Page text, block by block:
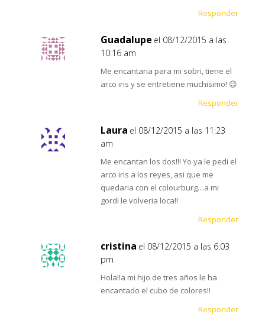
Responder
Guadalupe el 08/12/2015 a las
10:16 am
Me encantaria para mi sobri, tiene el
arco iris y se entretiene muchisimo! 😉
Responder
Laura el 08/12/2015 a las 11:23
am
Me encantan los dos!!! Yo ya le pedi el
arco iris a los reyes, asi que me
quedaria con el colourburg…a mi
gordi le volveria loca!!
Responder
cristina el 08/12/2015 a las 6:03
pm
Hola!!a mi hijo de tres años le ha
encantado el cubo de colores!!
Responder